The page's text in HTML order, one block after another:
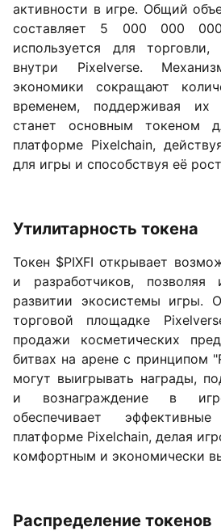
активности в игре. Общий
составляет 5 000 000
используется для
внутри Pixelverse.
экономики сокращают
временем, поддерживая их
станет основным токеном
платформе Pixelchain,
для игры и способствуя её
Утилитарность токена
Токен $PIXFI открывает
и разработчиков,
развитии экосистемы игры.
торговой площадке
продажи косметических
битвах на арене с принципом
могут выигрывать награды,
и вознаграждение в
обеспечивает
платформе Pixelchain, делая
комфортным и экономически
Распределение токенов